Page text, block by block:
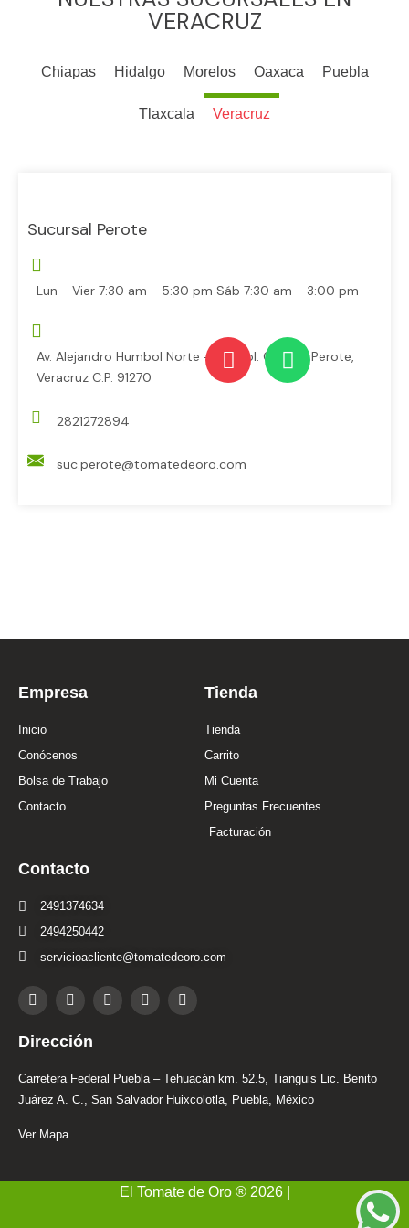
VERACRUZ
Chiapas Hidalgo Morelos Oaxaca Puebla
Tlaxcala Veracruz
Sucursal Perote
Lun - Vier 7:30 am - 5:30 pm Sáb 7:30 am - 3:00 pm
Av. Alejandro Humbol Norte #26, Col. Centro, Perote,
Veracruz C.P. 91270
2821272894
suc.perote@tomatedeoro.com
Empresa
Inicio
Conócenos
Bolsa de Trabajo
Contacto
Tienda
Tienda
Carrito
Mi Cuenta
Preguntas Frecuentes
Facturación
Contacto
2491374634
2494250442
servicioacliente@tomatedeoro.com
T
i
k
t
o
I
n
s
t
a
r
a
m
F
a
c
o
k
Y
o
u
e
L
i
n
i
n
-
Dirección
Carretera Federal Puebla – Tehuacán km. 52.5, Tianguis Lic. Benito
Juárez A. C., San Salvador Huixcolotla, Puebla, México
Ver Mapa
El Tomate de Oro ® 2026 |